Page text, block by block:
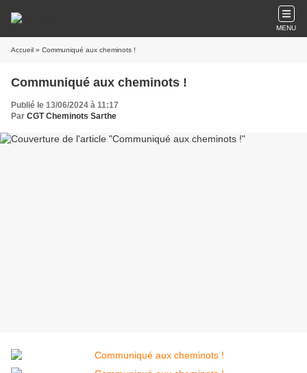
MENU
Accueil » Communiqué aux cheminots !
Communiqué aux cheminots !
Publié le 13/06/2024 à 11:17
Par CGT Cheminots Sarthe